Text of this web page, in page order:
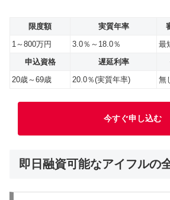
限度額 実質年率
1～800万円
3.0％～18.0％ 最
申込資格
遅延利率
20歳～69歳
20.0％(実質年率) 無
今すぐ申し込む
即日融資可能なアイフルの